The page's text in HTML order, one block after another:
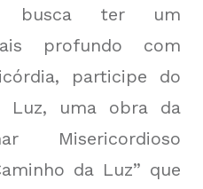
busca ter um
profundo com
participe do
Luz, uma obra da
Misericordioso
da Luz” que